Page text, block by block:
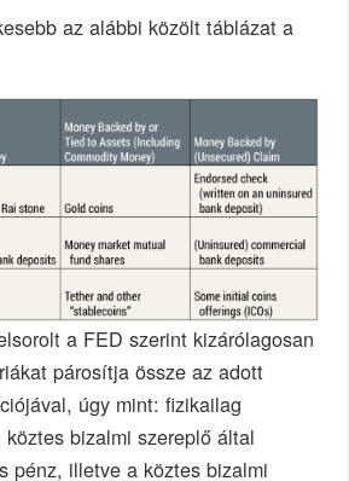
az alábbi közölt táblázat a
a FED szerint kizárólagosan
párosítja össze az adott
úgy mint: fizikailag
bizalmi szereplő által
pénz, illetve a köztes bizalmi